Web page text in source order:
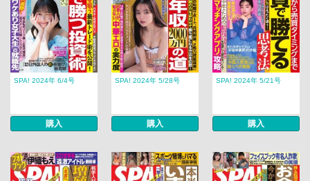
SPA! 2024年 6/4号
購入
SPA! 2024年 5/28号
購入
SPA! 2024年 5/21号
購入